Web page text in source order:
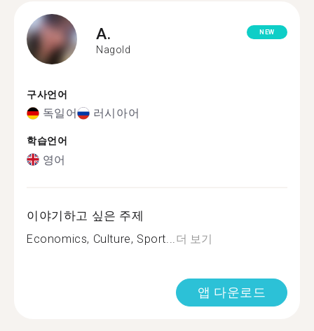
A.
Nagold
NEW
구사언어
독일어 러시아어
학습언어
영어
이야기하고 싶은 주제
Economics, Culture, Sport... 더 보기
앱 다운로드